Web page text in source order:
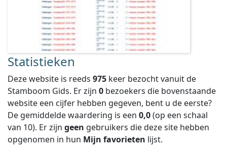
Statistieken
Deze website is reeds 975 keer bezocht vanuit de
Stamboom Gids. Er zijn 0 bezoekers die bovenstaande
website een cijfer hebben gegeven, bent u de eerste?
De gemiddelde waardering is een 0,0(op een schaal
van 10). Er zijn geen gebruikers die deze site hebben
opgenomen in hun Mijn favorieten lijst.